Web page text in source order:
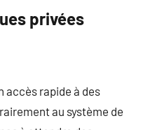
privées
accès rapide à des
au système de